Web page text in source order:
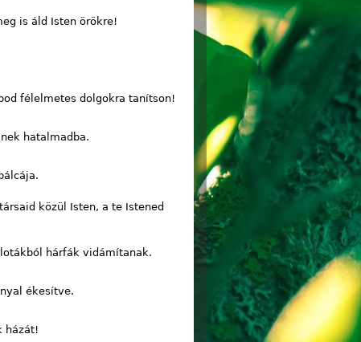
is áld Isten örökre!
félelmetes dolgokra tanítson!
hatalmadba.
közül Isten, a te Istened
hárfák vidámítanak.
ékesítve.
házát!